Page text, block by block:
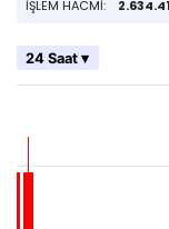
İŞLEM HACMİ:
24 Saat ▾